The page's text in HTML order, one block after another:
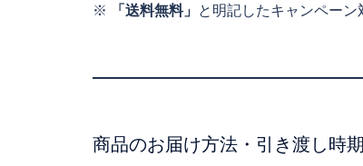
※
「送料無料」 と明記したキャンペーン
商品のお届け方法・引き渡し時期